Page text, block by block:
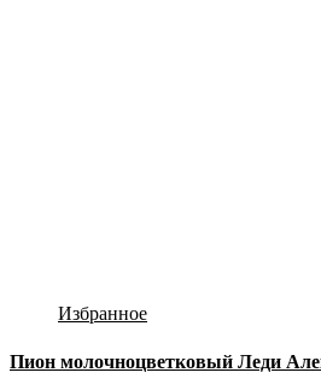
Избранное
Пион молочноцветковый Леди